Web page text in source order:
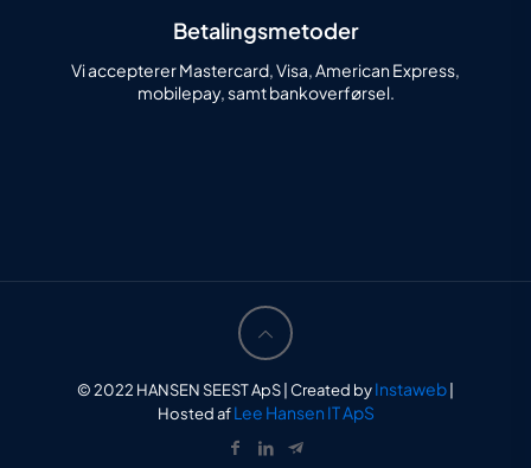
Betalingsmetoder
Vi accepterer Mastercard, Visa, American Express,
mobilepay, samt bankoverførsel.
© 2022 HANSEN SEEST ApS | Created byInstaweb
Hosted afLee Hansen IT ApS